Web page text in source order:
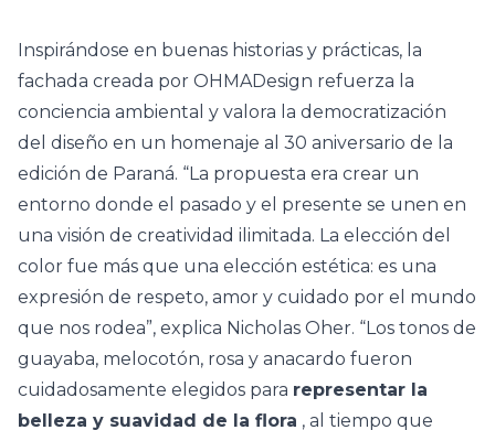
Inspirándose en buenas historias y prácticas, la
fachada creada por OHMADesign refuerza la
conciencia ambiental y valora la democratización
del diseño en un homenaje al 30 aniversario de la
edición de Paraná. “La propuesta era crear un
entorno donde el pasado y el presente se unen en
una visión de creatividad ilimitada. La elección del
color fue más que una elección estética: es una
expresión de respeto, amor y cuidado por el mundo
que nos rodea”, explica Nicholas Oher. “Los tonos de
guayaba, melocotón, rosa y anacardo fueron
cuidadosamente elegidos para representar la
belleza y suavidad de la flora , al tiempo que